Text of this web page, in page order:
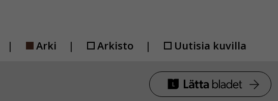
Arki Arkisto Uutisia kuvilla